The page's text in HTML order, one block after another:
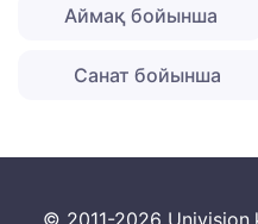
Аймақ бойынша
Санат бойынша
© 2011-2026